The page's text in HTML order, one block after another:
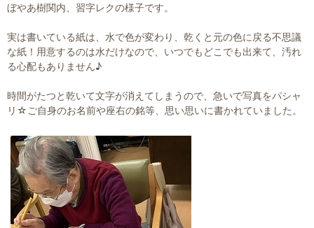
ぼやあ樹関内、習字レクの様子です。
実は書いている紙は、水で色が変わり、乾くと元の色に戻る不思議
な紙！用意するのは水だけなので、いつでもどこでも出来て、汚れ
る心配もありません♪
時間がたつと乾いて文字が消えてしまうので、急いで写真をパシャ
リ☆ご自身のお名前や座右の銘等、思い思いに書かれていました。